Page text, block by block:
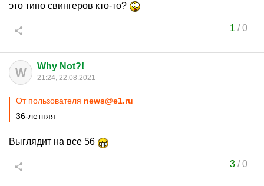
это типо свингеров кто-то?
1 /0
W Why Not?!
21:24, 22.08.2021
От пользователя news@e1.ru
36-летняя
Выглядит на все 56
3/0